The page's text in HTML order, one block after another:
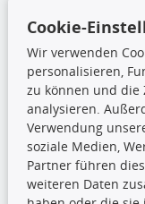
Stoßdämpfer
TecDoc Inside
Die hier angezeigten
nicht kopiert werden.
Cookie-
Wir verwenden
personalisieren,
zu können und die
analysieren.
Verwendung
soziale Medien,
Partner führen
weiteren Daten